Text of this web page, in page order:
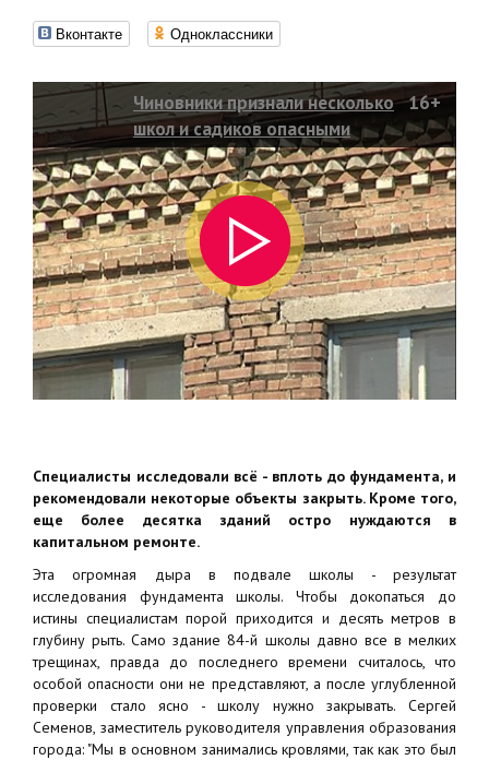
Вконтакте Одноклассники
Чиновники признали несколько
школ и садиков опасными
16+
Специалисты исследовали всё - вплоть до фундамента, и
рекомендовали некоторые объекты закрыть. Кроме того,
еще более десятка зданий остро нуждаются в
капитальном ремонте.
Эта огромная дыра в подвале школы - результат
исследования фундамента школы. Чтобы докопаться до
истины специалистам порой приходится и десять метров в
глубину рыть. Само здание 84-й школы давно все в мелких
трещинах, правда до последнего времени считалось, что
особой опасности они не представляют, а после углубленной
проверки стало ясно - школу нужно закрывать. Сергей
Семенов, заместитель руководителя управления образования
города: "Мы в основном занимались кровлями, так как это был